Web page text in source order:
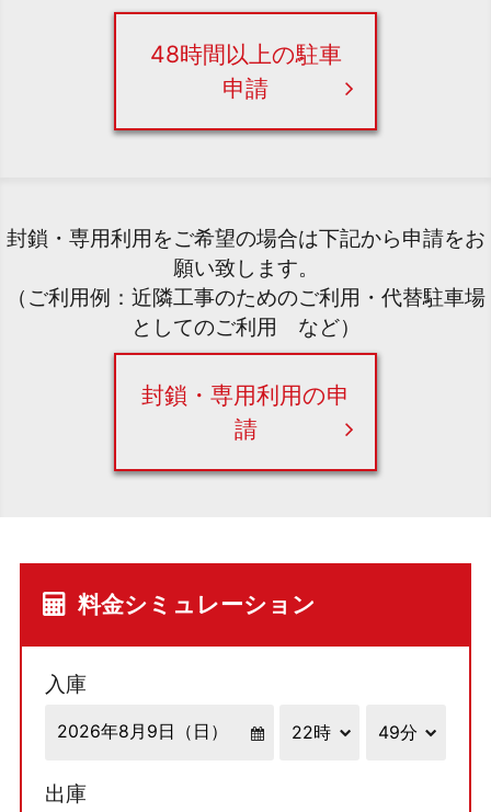
48時間以上の駐車
申請
封鎖・専用利用をご希望の場合は下記から申請をお
願い致します。
（ご利用例：近隣工事のためのご利用・代替駐車場
としてのご利用 など）
封鎖・専用利用の申
請
料金シミュレーション
入庫
出庫